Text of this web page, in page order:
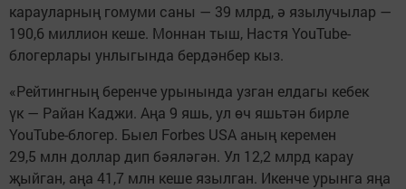
карауларның гомуми саны — 39 млрд, ә язылучылар —
190,6 миллион кеше. Моннан тыш, Настя YouTube-
блогерлары унлыгында бердәнбер кыз.
«Рейтингның беренче урынында узган елдагы кебек
үк — Райан Каджи. Аңа 9 яшь, ул өч яшьтән бирле
YouTube-блогер. Быел Forbes USA аның керемен
29,5 млн доллар дип бәяләгән. Ул 12,2 млрд карау
җыйган, аңа 41,7 млн кеше язылган. Икенче урынга яңа